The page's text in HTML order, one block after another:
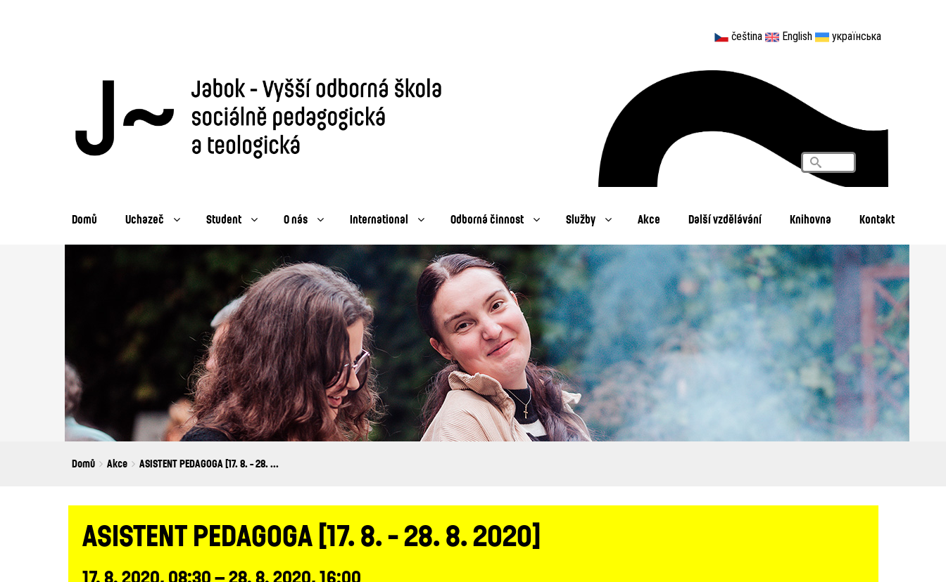
čeština English українська
Vyhledávání
Search
Domů Uchazeč Student O nás International Odborná činnost Služby Akce Další vzdělávání Knihovna Kontakt
Breadcrumbs
You
Domů Akce ASISTENT PEDAGOGA [17. 8. - 28. ...
ASISTENT PEDAGOGA [17. 8. - 28. 8. 2020]
17. 8. 2020, 08:30 – 28. 8. 2020, 16:00